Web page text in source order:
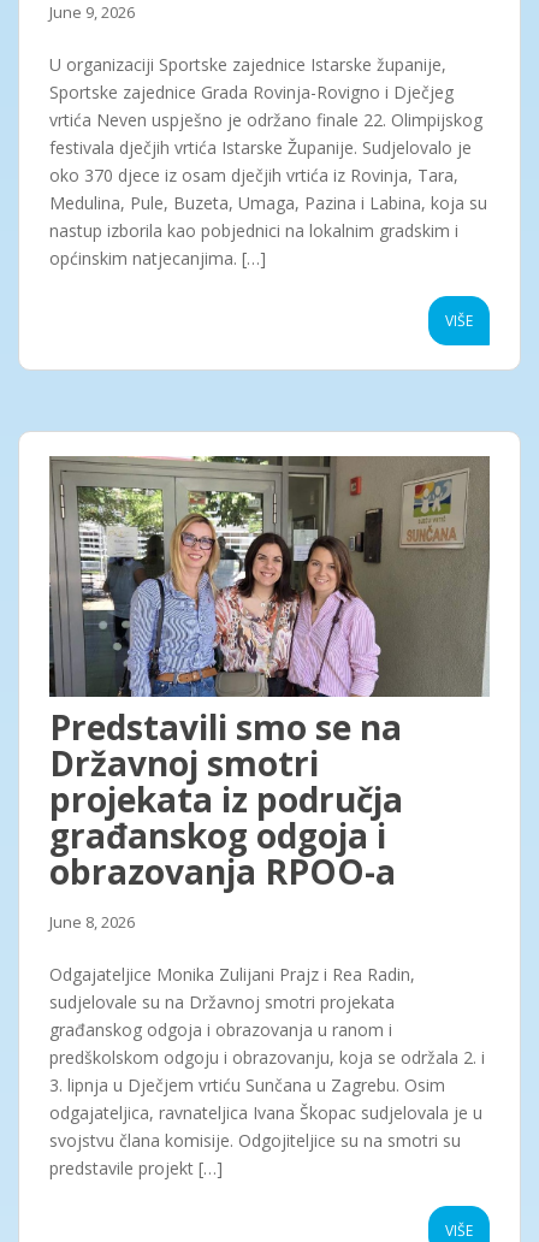
June 9, 2026
U organizaciji Sportske zajednice Istarske županije,
Sportske zajednice Grada Rovinja-Rovigno i Dječjeg
vrtića Neven uspješno je održano finale 22. Olimpijskog
festivala dječjih vrtića Istarske Županije. Sudjelovalo je
oko 370 djece iz osam dječjih vrtića iz Rovinja, Tara,
Medulina, Pule, Buzeta, Umaga, Pazina i Labina, koja su
nastup izborila kao pobjednici na lokalnim gradskim i
općinskim natjecanjima. […]
VIŠE
Predstavili smo se na
Državnoj smotri
projekata iz područja
građanskog odgoja i
obrazovanja RPOO-a
June 8, 2026
Odgajateljice Monika Zulijani Prajz i Rea Radin,
sudjelovale su na Državnoj smotri projekata
građanskog odgoja i obrazovanja u ranom i
predškolskom odgoju i obrazovanju, koja se održala 2. i
3. lipnja u Dječjem vrtiću Sunčana u Zagrebu. Osim
odgajateljica, ravnateljica Ivana Škopac sudjelovala je u
svojstvu člana komisije. Odgojiteljice su na smotri su
predstavile projekt […]
VIŠE